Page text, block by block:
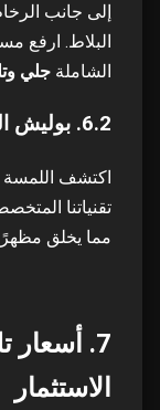
إلى جانب
البلاط. ارفع
الشاملة جلي
6.2. بوليش الرخام ابوظبي: لمسة فريدة
اكتشف اللمسة
تقنياتنا
مما يخلق
7. أسعار
الاستثمار